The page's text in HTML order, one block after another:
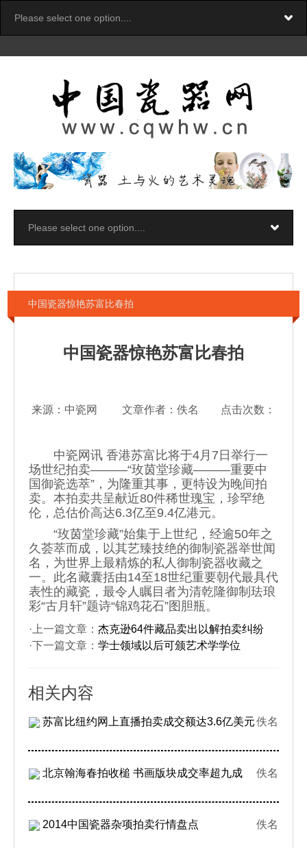
中国瓷器惊艳苏富比春拍
中国瓷器惊艳苏富比春拍
来源：中瓷网 文章作者：佚名 点击次数：
中瓷网讯 香港苏富比将于4月7日举行一
场世纪拍卖———“玫茵堂珍藏———重要中
国御瓷选萃”，为隆重其事，更特设为晚间拍
卖。本拍卖共呈献近80件稀世瑰宝，珍罕绝
伦，总估价高达6.3亿至9.4亿港元。
“玫茵堂珍藏”始集于上世纪，经逾50年之
久荟萃而成，以其艺臻技绝的御制瓷器举世闻
名，为世界上最精炼的私人御制瓷器收藏之
一。此名藏囊括由14至18世纪重要朝代最具代
表性的藏瓷，最令人瞩目者为清乾隆御制珐琅
彩“古月轩”题诗“锦鸡花石”图胆瓶。
·上一篇文章： 杰克逊64件藏品卖出以解拍卖纠纷
·下一篇文章： 学士领域以后可颁艺术学学位
相关内容
苏富比纽约网上直播拍卖成交额达3.6亿美元佚名
北京翰海春拍收槌 书画版块成交率超九成 佚名
2014中国瓷器杂项拍卖行情盘点 佚名